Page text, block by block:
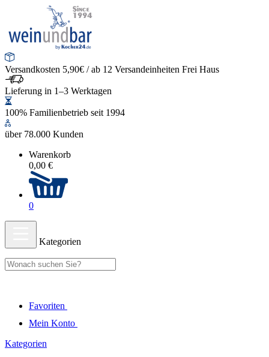
Versandkosten 5,90€ / ab 12 Versandeinheiten Frei Haus
Lieferung in 1–3 Werktagen
100% Familienbetrieb seit 1994
über 78.000 Kunden
Warenkorb
0,00 €
0
Kategorien
Favoriten
Mein Konto
Kategorien